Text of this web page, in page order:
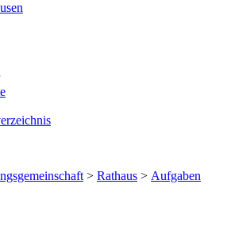
> Rathaus > Aufgaben